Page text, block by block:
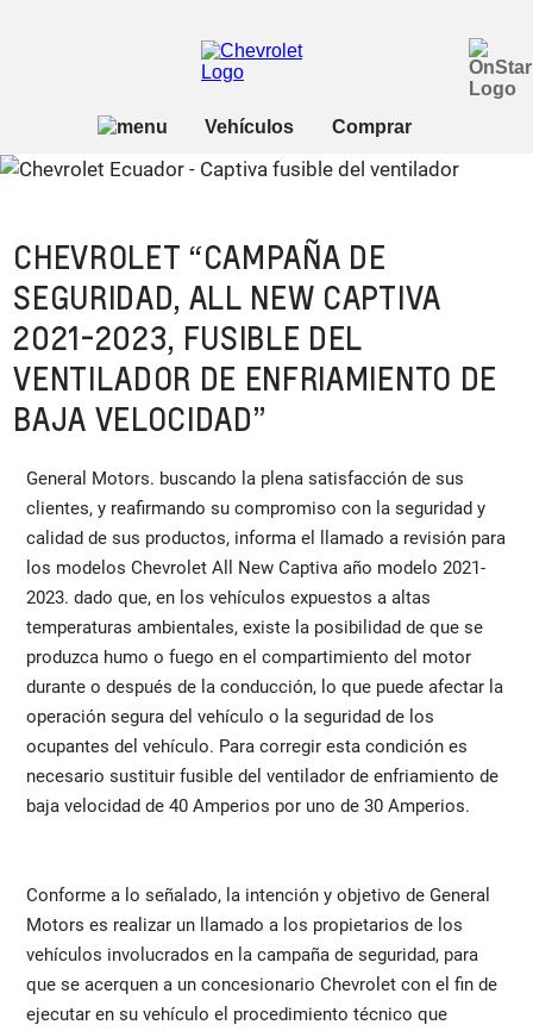
CHEVROLET “CAMPAÑA DE
SEGURIDAD, ALL NEW CAPTIVA
2021-2023, FUSIBLE DEL
VENTILADOR DE ENFRIAMIENTO DE
BAJA VELOCIDAD”
General Motors. buscando la plena satisfacción de sus
clientes, y reafirmando su compromiso con la seguridad y
calidad de sus productos, informa el llamado a revisión para
los modelos Chevrolet All New Captiva año modelo 2021-
2023. dado que, en los vehículos expuestos a altas
temperaturas ambientales, existe la posibilidad de que se
produzca humo o fuego en el compartimiento del motor
durante o después de la conducción, lo que puede afectar la
operación segura del vehículo o la seguridad de los
ocupantes del vehículo. Para corregir esta condición es
necesario sustituir fusible del ventilador de enfriamiento de
baja velocidad de 40 Amperios por uno de 30 Amperios.
Conforme a lo señalado, la intención y objetivo de General
Motors es realizar un llamado a los propietarios de los
vehículos involucrados en la campaña de seguridad, para
que se acerquen a un concesionario Chevrolet con el fin de
ejecutar en su vehículo el procedimiento técnico que